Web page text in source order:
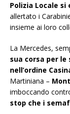
Polizia Locale si
allertato i
insieme ai loro
La Mercedes,
sua corsa per
nell’ordine
Martiniana –
imboccando
stop che i